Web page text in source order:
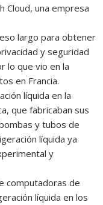
Cloud, una empresa
largo para obtener
y seguridad
lo que vio en la
en Francia.
líquida en la
que fabricaban sus
y tubos de
líquida ya
y
computadoras de
líquida en los